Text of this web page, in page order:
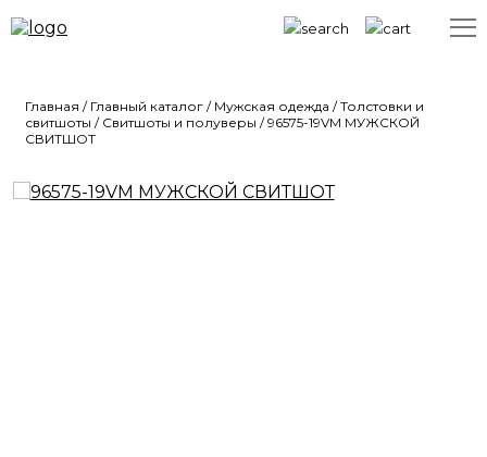
Главная / Главный каталог / Мужская одежда /Толстовки и
свитшоты / Свитшоты и полуверы /96575-19VM МУЖСКОЙ
СВИТШОТ